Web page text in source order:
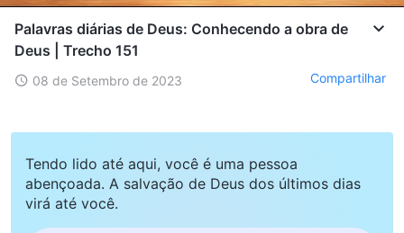
Palavras diárias de Deus: Conhecendo a obra de
Deus | Trecho 151
08 de Setembro de 2023 Compartilhar
Tendo lido até aqui, você é uma pessoa
abençoada. A salvação de Deus dos últimos dias
virá até você.